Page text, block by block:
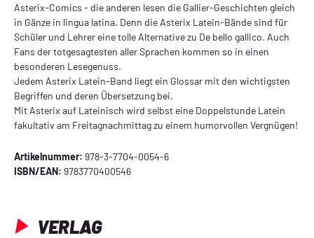
Asterix-Comics - die anderen lesen die Gallier-Geschichten gleich
in Gänze in lingua latina. Denn die Asterix Latein-Bände sind für
Schüler und Lehrer eine tolle Alternative zu De bello gallico. Auch
Fans der totgesagtesten aller Sprachen kommen so in einen
besonderen Lesegenuss.
Jedem Asterix Latein-Band liegt ein Glossar mit den wichtigsten
Begriffen und deren Übersetzung bei.
Mit Asterix auf Lateinisch wird selbst eine Doppelstunde Latein
fakultativ am Freitagnachmittag zu einem humorvollen Vergnügen!
Artikelnummer: 978-3-7704-0054-6
ISBN/EAN: 9783770400546
VERLAG